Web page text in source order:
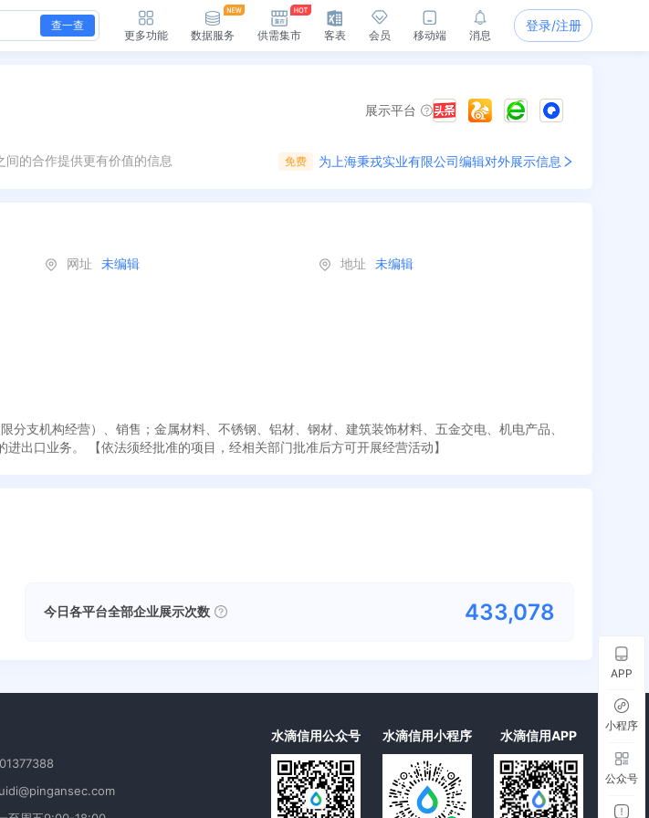
查一查
更多功能 数据服务 供需集市 客表 会员 移动端 消息
登录/注册
展示平台
的合作提供更有价值的信息 免费 为 上海秉戎实业有限公司编辑对外展示信息
网址 未编辑 地址 未编辑
支机构经营）、销售；金属材料、不锈钢、铝材、钢材、建筑装饰材料、五金交电、机电产品、
出口业务。 【依法须经批准的项目，经相关部门批准后方可开展经营活动】
今日各平台全部企业展示次数 433,078
水滴信用公众号 水滴信用小程序 水滴信用APP
APP
小程序
公众号